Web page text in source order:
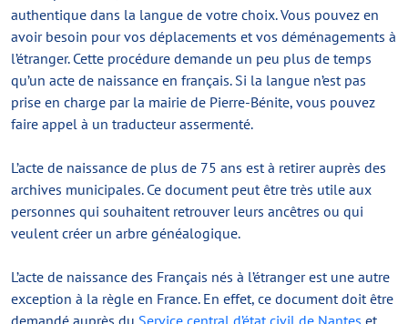
authentique dans la langue de votre choix. Vous pouvez en
avoir besoin pour vos déplacements et vos déménagements à
l’étranger. Cette procédure demande un peu plus de temps
qu’un acte de naissance en français. Si la langue n’est pas
prise en charge par la mairie de Pierre-Bénite, vous pouvez
faire appel à un traducteur assermenté.
L’acte de naissance de plus de 75 ans est à retirer auprès des
archives municipales. Ce document peut être très utile aux
personnes qui souhaitent retrouver leurs ancêtres ou qui
veulent créer un arbre généalogique.
L’acte de naissance des Français nés à l’étranger est une autre
exception à la règle en France. En effet, ce document doit être
demandé auprès du Service central d’état civil de Nantes et